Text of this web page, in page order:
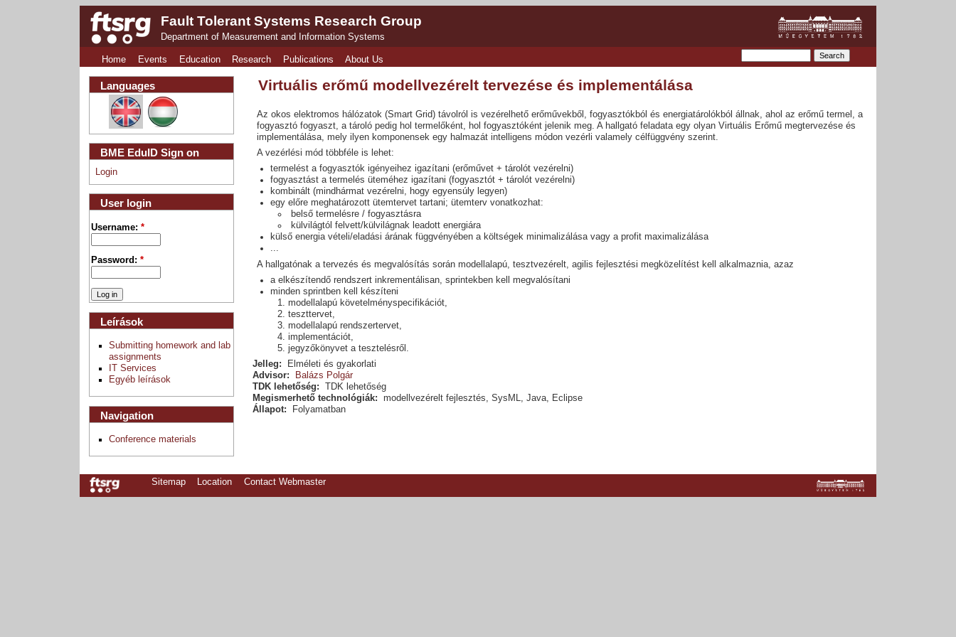
Fault Tolerant Systems Research Group
Department of Measurement and Information Systems
Home Events Education Research Publications About Us
Virtuális erőmű modellvezérelt tervezése és implementálása
Az okos elektromos hálózatok (Smart Grid) távolról is vezérelhető erőművekből, fogyasztókból és energiatárolókból állnak, ahol az erőmű termel, a
fogyasztó fogyaszt, a tároló pedig hol termelőként, hol fogyasztóként jelenik meg. A hallgató feladata egy olyan Virtuális Erőmű megtervezése és
implementálása, mely ilyen komponensek egy halmazát intelligens módon vezérli valamely célfüggvény szerint.
A vezérlési mód többféle is lehet:
termelést a fogyasztók igényeihez igazítani (erőművet + tárolót vezérelni)
fogyasztást a termelés üteméhez igazítani (fogyasztót + tárolót vezérelni)
kombinált (mindhármat vezérelni, hogy egyensúly legyen)
egy előre meghatározott ütemtervet tartani; ütemterv vonatkozhat:
belső termelésre / fogyasztásra
külvilágtól felvett/külvilágnak leadott energiára
külső energia vételi/eladási árának függvényében a költségek minimalizálása vagy a profit maximalizálása
...
A hallgatónak a tervezés és megvalósítás során modellalapú, tesztvezérelt, agilis fejlesztési megközelítést kell alkalmaznia, azaz
a elkészítendő rendszert inkrementálisan, sprintekben kell megvalósítani
minden sprintben kell készíteni
modellalapú követelményspecifikációt,
teszttervet,
modellalapú rendszertervet,
implementációt,
jegyzőkönyvet a tesztelésről.
Jelleg:
Elméleti és gyakorlati
Advisor:
Balázs Polgár
TDK lehetőség:
TDK lehetőség
Megismerhető technológiák:
modellvezérelt fejlesztés, SysML, Java, Eclipse
Állapot:
Folyamatban
Languages
BME EduID Sign on
Login
User login
Username:*
Password:*
Leírások
Submitting homework and lab
assignments
IT Services
Egyéb leírások
Navigation
Conference materials
Sitemap Location Contact Webmaster